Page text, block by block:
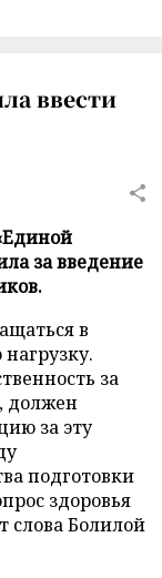
ввести
за введение
в
за
должен
за эту
подготовки
здоровья
слова Болилой